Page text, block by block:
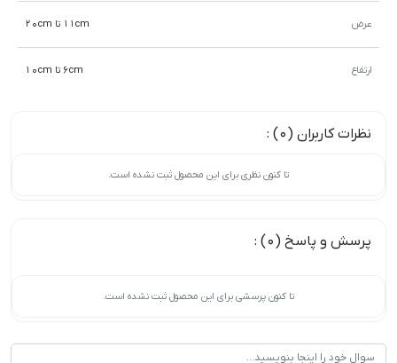
عرض 11cm تا 20cm
ارتفاع 6cm تا 10cm
نظرات کاربران (0) :
تا کنون نظری برای این محصول ثبت نشده است.
پرسش و پاسخ (0) :
تا کنون پرسشی برای این محصول ثبت نشده است.